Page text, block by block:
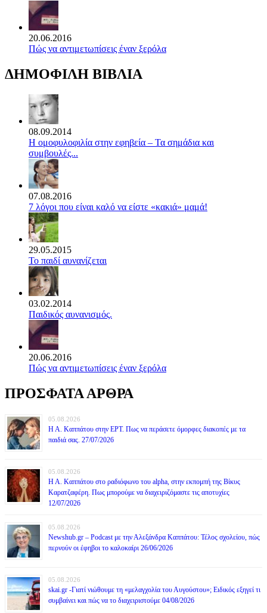
20.06.2016
Πώς να αντιμετωπίσεις έναν ξερόλα
ΔΗΜΟΦΙΛΗ ΒΙΒΛΙΑ
08.09.2014
Η ομοφυλοφιλία στην εφηβεία – Τα σημάδια και
συμβουλές...
07.08.2016
7 λόγοι που είναι καλό να είστε «κακιά» μαμά!
29.05.2015
Το παιδί αυνανίζεται
03.02.2014
Παιδικός αυνανισμός.
20.06.2016
Πώς να αντιμετωπίσεις έναν ξερόλα
ΠΡΟΣΦΑΤΑ ΑΡΘΡΑ
05.08.2026
Η Α. Καππάτου στην ΕΡΤ. Πως να περάσετε όμορφες διακοπές με τα
παιδιά σας. 27/07/2026
05.08.2026
Η Α. Καππάτου στο ραδιόφωνο του alpha, στην εκπομπή της Βίκυς
Καρατζαφέρη. Πως μπορούμε να διαχειριζόμαστε τις αποτυχίες
12/07/2026
05.08.2026
Newshub.gr – Podcast με την Αλεξάνδρα Καππάτου: Τέλος σχολείου, πώς
περνούν οι έφηβοι το καλοκαίρι 26/06/2026
05.08.2026
skai.gr -Γιατί νιώθουμε τη «μελαγχολία του Αυγούστου»; Ειδικός εξηγεί τι
συμβαίνει και πώς να το διαχειριστούμε 04/08/2026